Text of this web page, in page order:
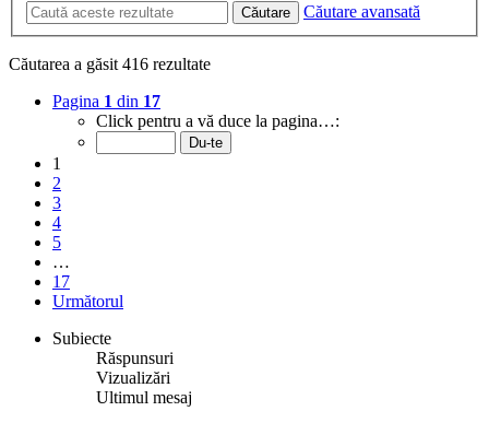
Căutare Căutare avansată
Căutarea a găsit 416 rezultate
Pagina 1 din 17
Click pentru a vă duce la pagina…:
1
2
3
4
5
…
17
Următorul
Subiecte
Răspunsuri
Vizualizări
Ultimul mesaj